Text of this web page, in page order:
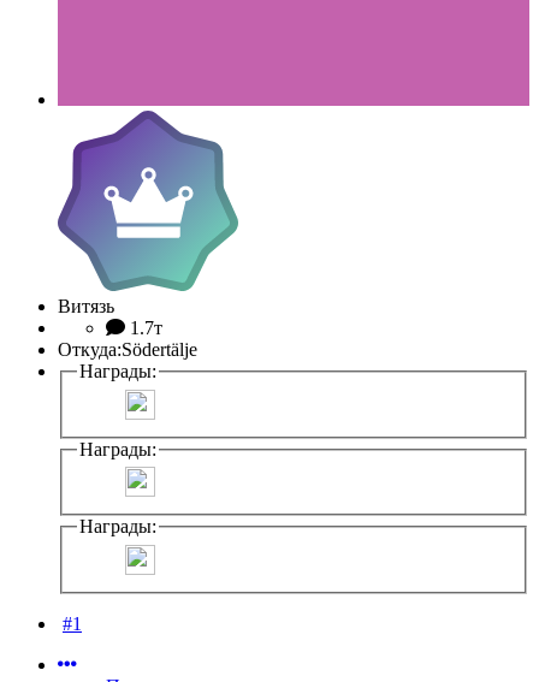
Витязь
1.7т
Откуда:Södertälje
Награды:
Награды:
Награды:
#1